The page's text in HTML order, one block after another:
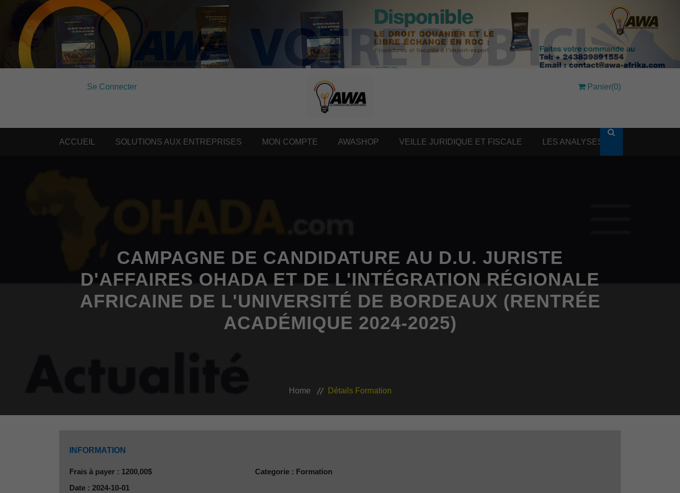
Se Connecter Panier(0)
ACCUEIL SOLUTIONS AUX ENTREPRISES MON COMPTE AWASHOP VEILLE JURIDIQUE ET FISCALE LES ANALYSES
CAMPAGNE DE CANDIDATURE AU D.U. JURISTE
D'AFFAIRES OHADA ET DE L'INTÉGRATION RÉGIONALE
AFRICAINE DE L'UNIVERSITÉ DE BORDEAUX (RENTRÉE
ACADÉMIQUE 2024-2025)
Home Détails Formation
INFORMATION
Frais à payer : 1200,00$
Date : 2024-10-01
Categorie : Formation